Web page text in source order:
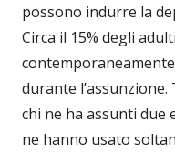
possono indurre la
Circa il 15% degli
durante
chi ne ha assunti due
ne hanno usato